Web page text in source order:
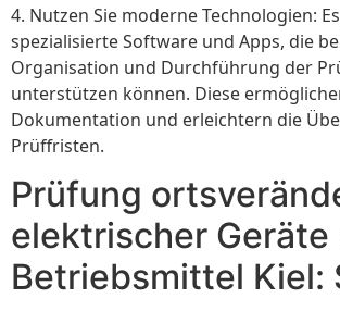
4. Nutzen Sie moderne Technologien:
spezialisierte Software und Apps, die
Organisation und Durchführung der
unterstützen können. Diese
Dokumentation und erleichtern die
Prüffristen.
Prüfung
elektrischer Geräte
Betriebsmittel Kiel: